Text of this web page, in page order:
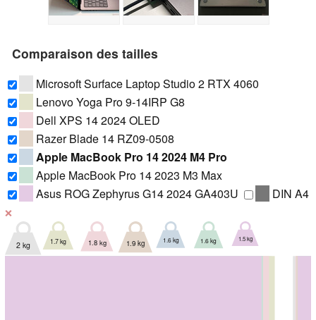
Comparaison des tailles
Microsoft Surface Laptop Studio 2 RTX 4060
Lenovo Yoga Pro 9-14IRP G8
Dell XPS 14 2024 OLED
Razer Blade 14 RZ09-0508
Apple MacBook Pro 14 2024 M4 Pro
Apple MacBook Pro 14 2023 M3 Max
Asus ROG Zephyrus G14 2024 GA403U
DIN A4
❌
2 kg 1.7 kg 1.8 kg 1.9 kg 1.6 kg 1.6 kg 1.5 kg